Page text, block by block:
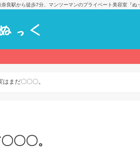
奈良駅から徒歩7分、マンツーマンのプライベート美容室『
はまだ〇〇〇。
〇〇。